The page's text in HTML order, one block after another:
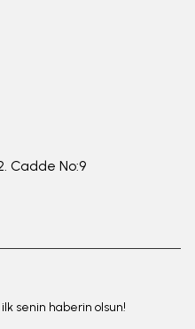
Cadde No:9
senin haberin olsun!